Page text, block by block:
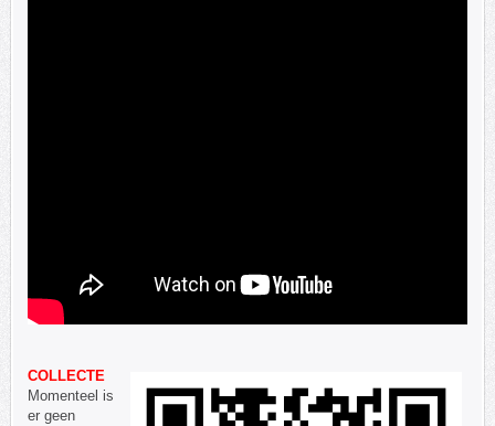
COLLECTE
Momenteel is
er geen